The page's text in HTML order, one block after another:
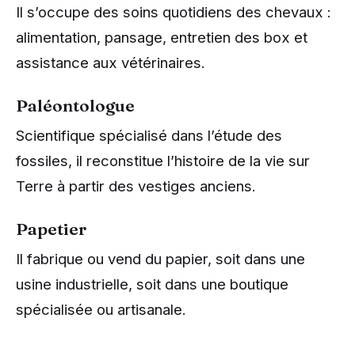
Il s’occupe des soins quotidiens des chevaux :
alimentation, pansage, entretien des box et
assistance aux vétérinaires.
Paléontologue
Scientifique spécialisé dans l’étude des
fossiles, il reconstitue l’histoire de la vie sur
Terre à partir des vestiges anciens.
Papetier
Il fabrique ou vend du papier, soit dans une
usine industrielle, soit dans une boutique
spécialisée ou artisanale.